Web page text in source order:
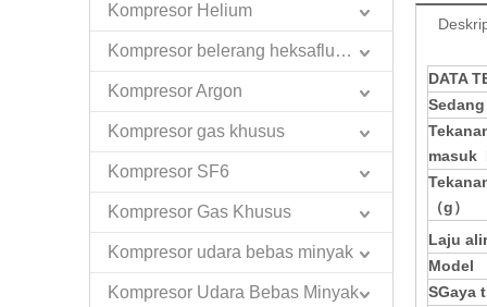
Kompresor Helium
Kompresor belerang heksafluorida
Kompresor Argon
Kompresor gas khusus
Kompresor SF6
Kompresor Gas Khusus
Kompresor udara bebas minyak
Kompresor Udara Bebas Minyak
DATA
Sedang
masuk
（g）
Laju
Model
SGaya